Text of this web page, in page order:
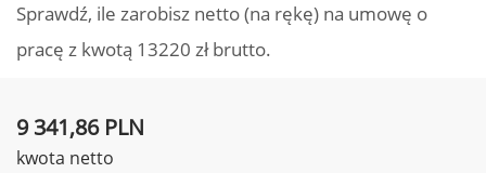
Sprawdź, ile zarobisz netto (na rękę) na umowę o
pracę z kwotą 13220 zł brutto.
9 341,86 PLN
kwota netto